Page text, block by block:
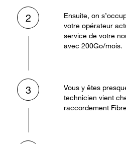
2
Ensuite, on
votre opérateur
service de votre
avec 200Go/mois.
3
Vous y êtes
technicien vient
raccordement